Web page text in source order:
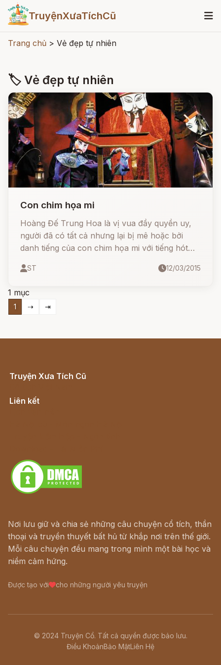
TruyệnXưaTíchCũ
Trang chủ > Vẻ đẹp tự nhiên
🏷 Vẻ đẹp tự nhiên
Con chim họa mi
Hoàng Đế Trung Hoa là vị vua đầy quyền uy,
người đã có tất cả nhưng lại bị mê hoặc bởi
danh tiếng của con chim họa mi với tiếng hót
tiếng hót của họa mi đã chinh phục cả cung
mình khi một con chim máy lấp lánh xuất hiện?
ST 12/03/2015
1 mục
1 ⇢ ⇥
Truyện Xưa Tích Cũ
Liên kết
Nơi lưu giữ và chia sẻ những câu chuyện cổ tích, thần
thoại và truyền thuyết bất hủ từ khắp nơi trên thế giới.
Mỗi câu chuyện đều mang trong mình một bài học và
niềm cảm hứng.
Được tạo với cho những người yêu truyện
© 2024 Truyện Cổ. Tất cả quyền được bảo lưu.
Điều KhoảnBảo MậtLiên Hệ